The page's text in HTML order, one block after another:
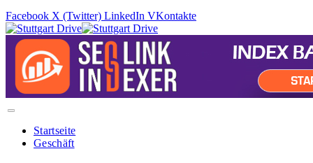
Facebook X (Twitter) LinkedIn VKontakte
Startseite
Geschäft